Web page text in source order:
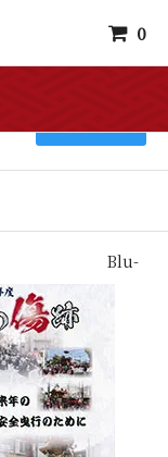
0
Blu-